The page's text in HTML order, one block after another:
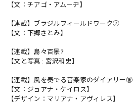
【文：チアゴ・アムーヂ】
【連載】ブラジルフィールドワーク⑦
【文：下郷さとみ】
【連載】島々百景?
【文と写真 : 宮沢和史】
【連載】風を奏でる音楽家のダイアリー⑯
【文：ジョアナ・ケイロス】
【デザイン：マリアナ・アヴィレス】